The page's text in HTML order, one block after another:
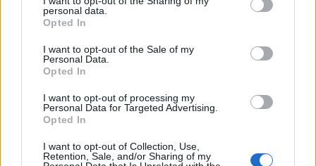
grant or deny consent to Google and its third-party tags to
use your data for below specified purposes in below Google
consent section.
personal data.
Opted In
I want to opt-out of the Sale of my
Personal Data.
Opted In
I want to opt-out of processing my
Personal Data for Targeted Advertising.
Opted In
I want to opt-out of Collection, Use,
Retention, Sale, and/or Sharing of my
korát meghazudtolóan modern vállalkozása annyira
megtetszett neki, hogy egy évvel később, 1913-ban
új típusú Ford T-modell automobilt ajándékozott
Aurélnak, aki illően megköszönte és egy fajtiszta
magyar pulikutyával viszonozta a nagyvonalú
küldeményt. Az ebet egyik segédje maga szállította
Detroitba és személyesen adta át a gyárosnak.
Budapestre visszaérkezvén ő számolt be arról, hogy
a Ford-gyár legnagyobb szerelőcsarnokában az
egyik futószalag fölött öles betűkkel a FORD AUTÓK